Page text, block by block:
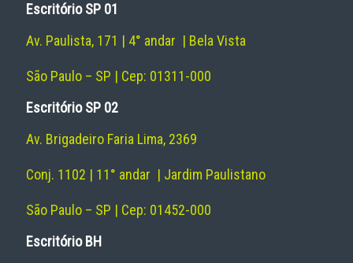
Escritório SP 01
Av. Paulista, 171 | 4° andar | Bela Vista
São Paulo – SP | Cep: 01311-000
Escritório SP 02
Av. Brigadeiro Faria Lima, 2369
Conj. 1102 | 11° andar | Jardim Paulistano
São Paulo – SP | Cep: 01452-000
Escritório BH